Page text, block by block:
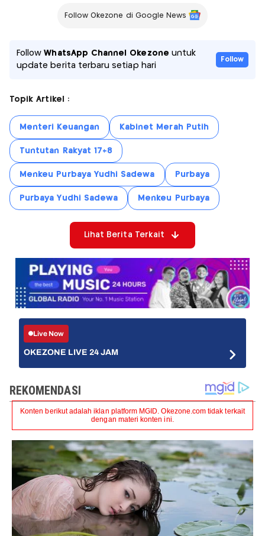
Follow Okezone di Google News
FollowWhatsApp Channel Okezone untuk
update berita terbaru setiap hari
Follow
Topik Artikel :
Menteri Keuangan Kabinet Merah Putih
Tuntutan Rakyat 17+8
Menkeu Purbaya Yudhi Sadewa Purbaya
Purbaya Yudhi Sadewa Menkeu Purbaya
Lihat Berita Terkait
Live Now
OKEZONE LIVE 24 JAM